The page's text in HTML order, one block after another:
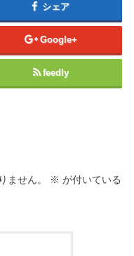
シェア
Google+
feedly
ません。 ※ が付いている